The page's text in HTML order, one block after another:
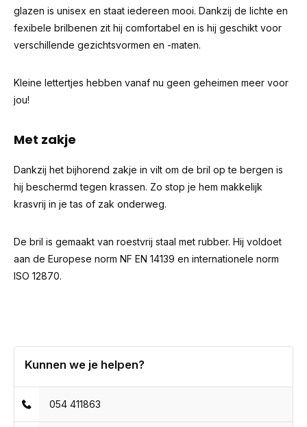
glazen is unisex en staat iedereen mooi. Dankzij de lichte en
fexibele brilbenen zit hij comfortabel en is hij geschikt voor
verschillende gezichtsvormen en -maten.
Kleine lettertjes hebben vanaf nu geen geheimen meer voor
jou!
Met zakje
Dankzij het bijhorend zakje in vilt om de bril op te bergen is
hij beschermd tegen krassen. Zo stop je hem makkelijk
krasvrij in je tas of zak onderweg.
De bril is gemaakt van roestvrij staal met rubber. Hij voldoet
aan de Europese norm NF EN 14139 en internationele norm
ISO 12870.
Kunnen we je helpen?
054 411863